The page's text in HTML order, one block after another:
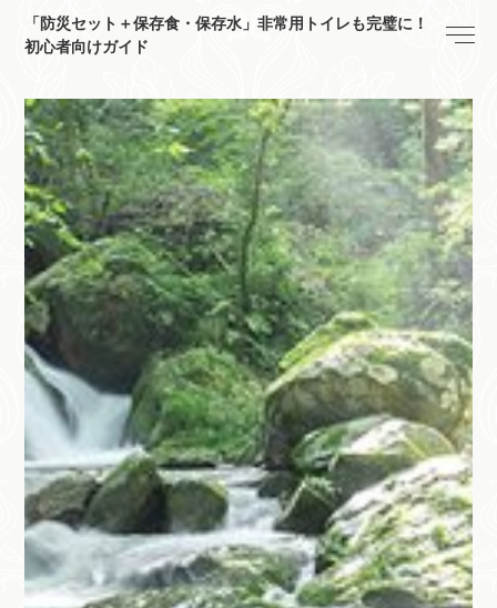
「防災セット＋保存食・保存水」非常用トイレも完璧に！
初心者向けガイド